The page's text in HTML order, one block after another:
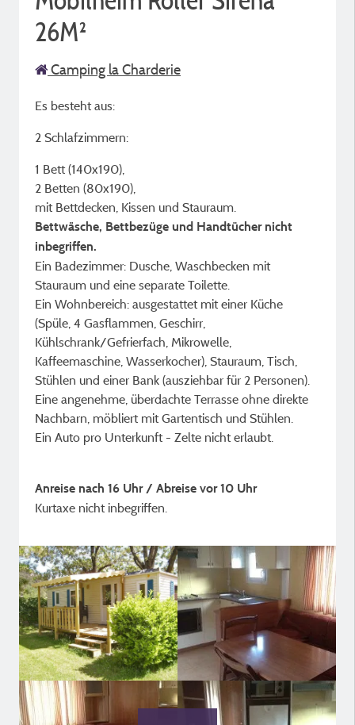
26M²
Camping la Charderie
Es besteht aus:
2 Schlafzimmern:
1 Bett (140x190),
2 Betten (80x190),
mit Bettdecken, Kissen und Stauraum.
Bettwäsche, Bettbezüge und Handtücher nicht
inbegriffen.
Ein Badezimmer: Dusche, Waschbecken mit
Stauraum und eine separate Toilette.
Ein Wohnbereich: ausgestattet mit einer Küche
(Spüle, 4 Gasflammen, Geschirr,
Kühlschrank/Gefrierfach, Mikrowelle,
Kaffeemaschine, Wasserkocher), Stauraum, Tisch,
Stühlen und einer Bank (ausziehbar für 2 Personen).
Eine angenehme, überdachte Terrasse ohne direkte
Nachbarn, möbliert mit Gartentisch und Stühlen.
Ein Auto pro Unterkunft - Zelte nicht erlaubt.
Anreise nach 16 Uhr / Abreise vor 10 Uhr
Kurtaxe nicht inbegriffen.